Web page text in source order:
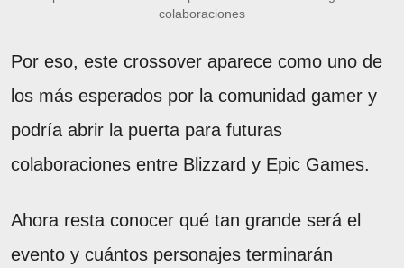
colaboraciones
Por eso, este crossover aparece como uno de
los más esperados por la comunidad gamer y
podría abrir la puerta para futuras
colaboraciones entre Blizzard y Epic Games.
Ahora resta conocer qué tan grande será el
evento y cuántos personajes terminarán